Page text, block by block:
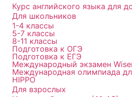
Курс английского языка для
Для школьников
1-4 классы
5-7 классы
8-11 классы
Подготовка к ОГЭ
Подготовка к ЕГЭ
Международный экзамен
Международная олимпиада
HIPPO
Для взрослых